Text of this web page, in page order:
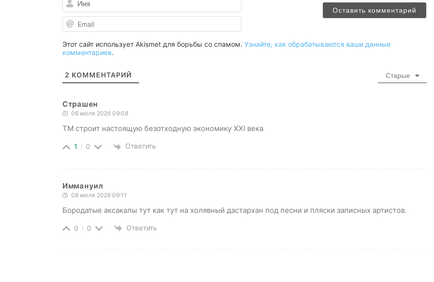
Этот сайт использует Akismet для борьбы со спамом. Узнайте, как обрабатываются ваши данные
комментариев.
2 КОММЕНТАРИЙ Старые
Страшен
06 июля 2026 09:08
ТМ строит настоящую безотходную экономику XXI века
1 0 Ответить
Иммануил
08 июля 2026 09:11
Бородатые аксакалы тут как тут на холявный дастархан под песни и пляски записных артистов.
0 0 Ответить